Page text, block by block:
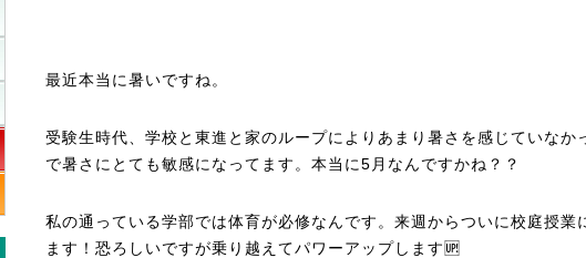
最近本当に暑いですね。
受験生時代、学校と東進と家のループによりあまり暑さを感じていなか
で暑さにとても敏感になってます。本当に5月なんですかね？？
私の通っている学部では体育が必修なんです。来週からついに校庭授業
ます！恐ろしいですが乗り越えてパワーアップします🆙